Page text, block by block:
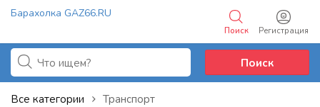
Барахолка GAZ66.RU
Регистрация
Поиск
Добавить объявление
Поиск
Все категории Транспорт